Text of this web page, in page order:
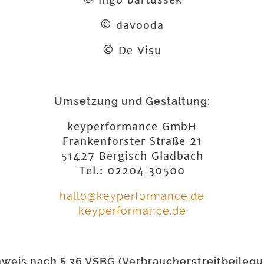
© davooda
© De Visu
Umsetzung und Gestaltung:
keyperformance GmbH
Frankenforster Straße 21
51427 Bergisch Gladbach
Tel.: 02204 30500
hallo@keyperformance.de
keyperformance.de
nach § 36 VSBG